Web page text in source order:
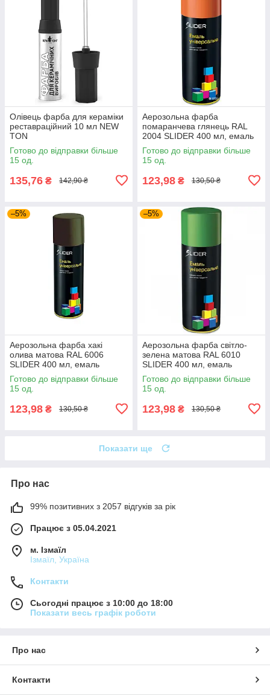
Олівець фарба для кераміки
реставраційний 10 мл NEW
TON
Готово до відправки більше
15 од.
135,76 ₴ 142,90 ₴
Аерозольна фарба
помаранчева глянець RAL
2004 SLIDER 400 мл, емаль
фарба у балончику
помаранчева
Готово до відправки більше
15 од.
123,98 ₴ 130,50 ₴
–5%
Аерозольна фарба хакі
олива матова RAL 6006
SLIDER 400 мл, емаль
фарба у балончику хакі
Готово до відправки більше
15 од.
123,98 ₴ 130,50 ₴
–5%
Аерозольна фарба світло-
зелена матова RAL 6010
SLIDER 400 мл, емаль
фарба у балончику світло
зелена
Готово до відправки більше
15 од.
123,98 ₴ 130,50 ₴
Показати ще
Про нас
99% позитивних з 2057 відгуків за рік
Працює з 05.04.2021
м. Ізмаїл
Ізмаїл, Україна
Контакти
Сьогодні працює з 10:00 до 18:00
Показати весь графік роботи
Про нас
Контакти